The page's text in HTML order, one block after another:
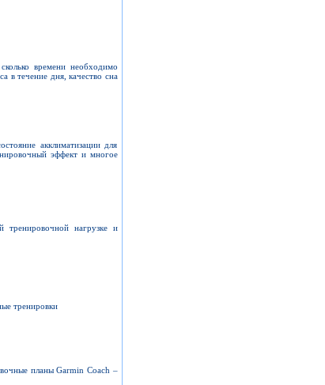
времени необходимо
в течение дня, качество сна
акклиматизации для
эффект и многое
тренировочной нагрузке и
тренировки
планы Garmin Coach –